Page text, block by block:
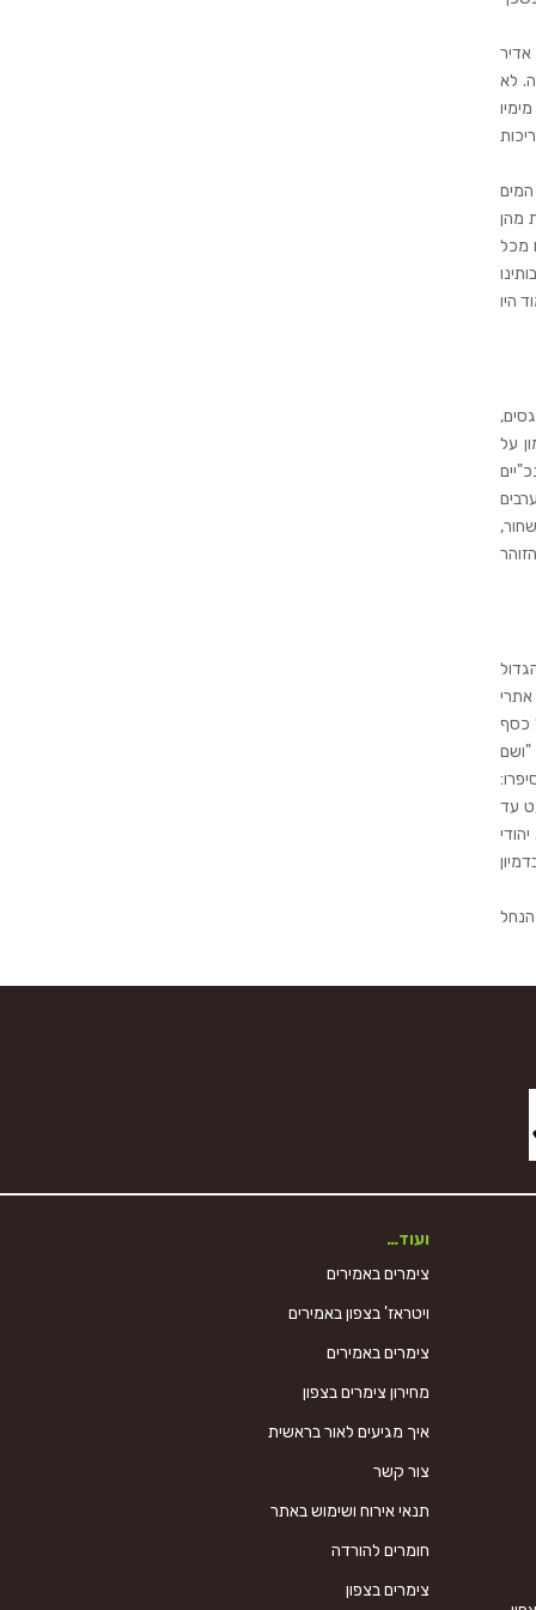
אדיר
שלו הוא 300 קוב מים לשעה. לא
מהן
מכל
היו
על
וצדקיה – כיכרי כסף 120 ריבוא, ושל כסף
"ושם
עד
ועוד…
צימרים באמירים
ויטראז' בצפון באמירים
צימרים באמירים
מחירון צימרים בצפון
איך מגיעים לאור בראשית
צור קשר
תנאי אירוח ושימוש באתר
חומרים להורדה
צימרים בצפון